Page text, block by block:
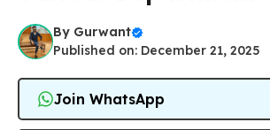
By Gurwant
Published on: December 21, 2025
Join WhatsApp